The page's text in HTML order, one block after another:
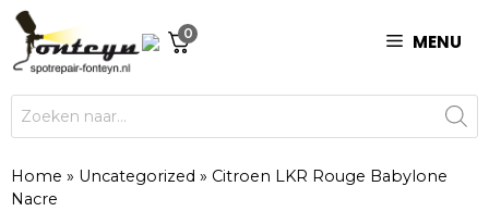
Ga
naar
de
inhoud
0 MENU
Producten
zoeken
Home » Uncategorized » Citroen LKR Rouge Babylone
Nacre